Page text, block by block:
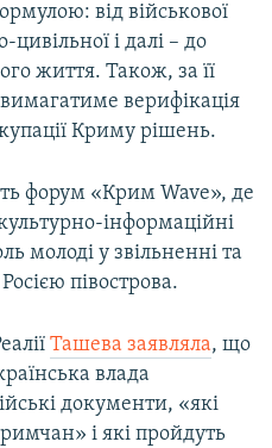
від військової
цивільної і далі – до
життя. Також, за її
верифікація
Криму рішень.
форум «Крим Wave», де
інформаційні
молоді у звільненні та
півострова.
Ташева заявляла, що
влада
документи, «які
і які пройдуть